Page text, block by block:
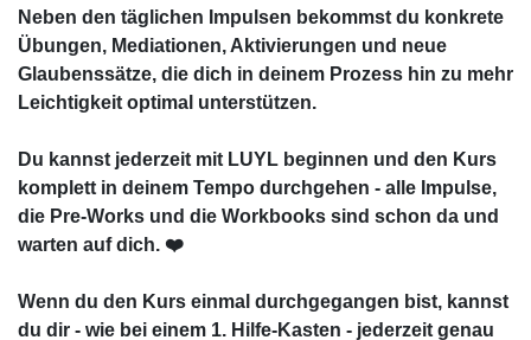
Neben den täglichen Impulsen bekommst du konkrete
Übungen, Mediationen, Aktivierungen und neue
Glaubenssätze, die dich in deinem Prozess hin zu mehr
Leichtigkeit optimal unterstützen.
Du kannst jederzeit mit LUYL beginnen und den Kurs
komplett in deinem Tempo durchgehen - alle Impulse,
die Pre-Works und die Workbooks sind schon da und
warten auf dich. ❤️
Wenn du den Kurs einmal durchgegangen bist, kannst
du dir - wie bei einem 1. Hilfe-Kasten - jederzeit genau